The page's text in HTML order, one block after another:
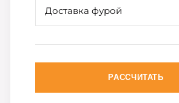
Доставка фурой
РАССЧИТАТЬ